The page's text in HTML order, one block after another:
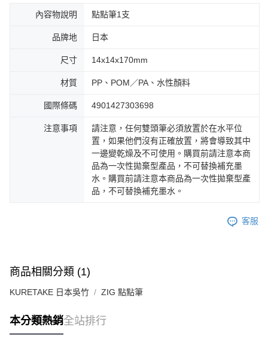
內容物說明 點點筆1支
品牌地 日本
尺寸 14x14x170mm
材質 PP、POM／PA、水性顏料
國際條碼 4901427303698
注意事項
請注意，任何雙頭筆必須放置於在水平位
置，如果他們沒有正確放置，將會導致其中
一邊變乾燥及不可使用。購買前請注意本商
品為一次性拋棄型產品，不可替換補充墨
水。購買前請注意本商品為一次性拋棄型產
品，不可替換補充墨水。
客服
商品相關分類 (1)
KURETAKE 日本吳竹 ZIG 點點筆
本分類熱銷全站排行